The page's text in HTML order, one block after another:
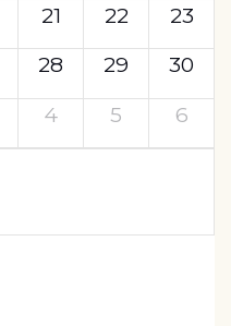
21 22
23
28 29
30
4 5 6